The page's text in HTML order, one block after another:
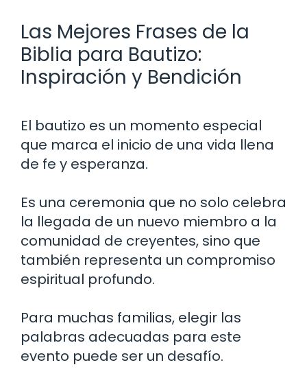
Las Mejores Frases de la
Biblia para Bautizo:
Inspiración y Bendición
El bautizo es un momento especial
que marca el inicio de una vida llena
de fe y esperanza.
Es una ceremonia que no solo celebra
la llegada de un nuevo miembro a la
comunidad de creyentes, sino que
también representa un compromiso
espiritual profundo.
Para muchas familias, elegir las
palabras adecuadas para este
evento puede ser un desafío.